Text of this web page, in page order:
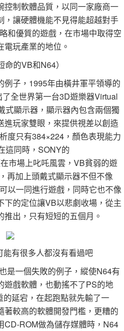
控制軟體品質，以同一家廠商一
，讓硬體機能不見得能超越對手
和優質的遊戲，在市場中取得空
玩產業的地位。
命的VB和N64）
子，1995年由橫井軍平領導的
全世界第一台3D遊樂器Virtual
式顯示器，顯示器內包含兩個獨
進玩家雙眼，來提供視差以創造
度只有384×224，顏色表現能力
這同時，SONY的
市場上叱吒風雲，VB貧弱的遊
再加上頭戴式顯示器不但不像
以一同進行遊戲，同時它也不像
下的定位讓VB以悲劇收場，從主
出，只有短短的五個月。
有很多人都沒有看過吧
是一個失敗的例子，縱使N64有
遊戲軟體，也動搖不了PS的地
延宕，在起跑點就先輸了一
較高的軟體開發門檻，更糟的
CD-ROM做為儲存媒體時，N64